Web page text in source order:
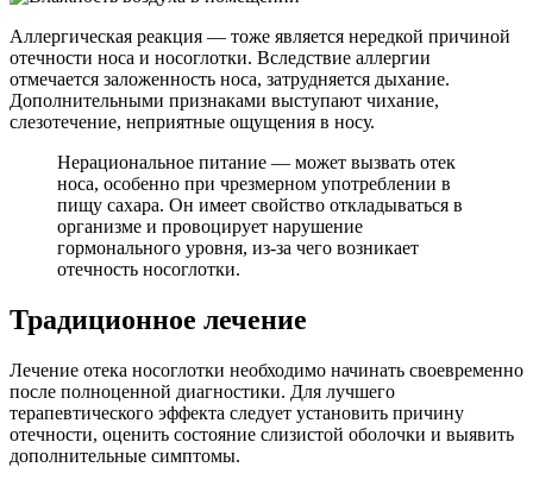
Аллергическая реакция — тоже является нередкой причиной
отечности носа и носоглотки. Вследствие аллергии
отмечается заложенность носа, затрудняется дыхание.
Дополнительными признаками выступают чихание,
слезотечение, неприятные ощущения в носу.
Нерациональное питание — может вызвать отек
носа, особенно при чрезмерном употреблении в
пищу сахара. Он имеет свойство откладываться в
организме и провоцирует нарушение
гормонального уровня, из-за чего возникает
отечность носоглотки.
Традиционное лечение
Лечение отека носоглотки необходимо начинать своевременно
после полноценной диагностики. Для лучшего
терапевтического эффекта следует установить причину
отечности, оценить состояние слизистой оболочки и выявить
дополнительные симптомы.